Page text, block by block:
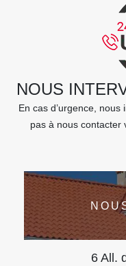
NOUS
En cas d’urgence, nous
pas à nous contacter
6 All.